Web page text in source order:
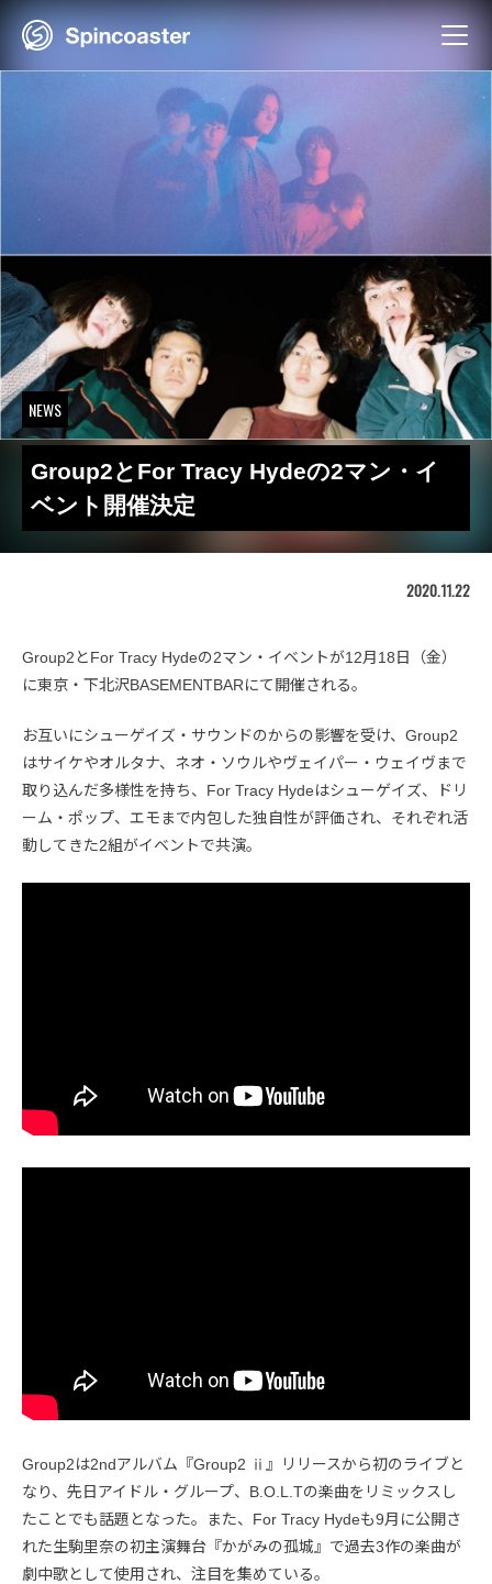
Skip
NEWS
Group2とFor Tracy Hydeの2マン・イ
ベント開催決定
2020.11.22
Group2とFor Tracy Hydeの2マン・イベントが12月18日（金）
に東京・下北沢BASEMENTBARにて開催される。
お互いにシューゲイズ・サウンドのからの影響を受け、Group2
はサイケやオルタナ、ネオ・ソウルやヴェイパー・ウェイヴまで
取り込んだ多様性を持ち、For Tracy Hydeはシューゲイズ、ドリ
ーム・ポップ、エモまで内包した独自性が評価され、それぞれ活
動してきた2組がイベントで共演。
Group2は2ndアルバム『Group2 ⅱ』リリースから初のライブと
なり、先日アイドル・グループ、B.O.L.Tの楽曲をリミックスし
たことでも話題となった。また、For Tracy Hydeも9月に公開さ
れた生駒里奈の初主演舞台『かがみの孤城』で過去3作の楽曲が
劇中歌として使用され、注目を集めている。